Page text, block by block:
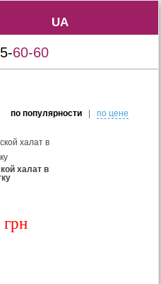
UA
UA
60-60
по популярности| по цене
халат в
грн